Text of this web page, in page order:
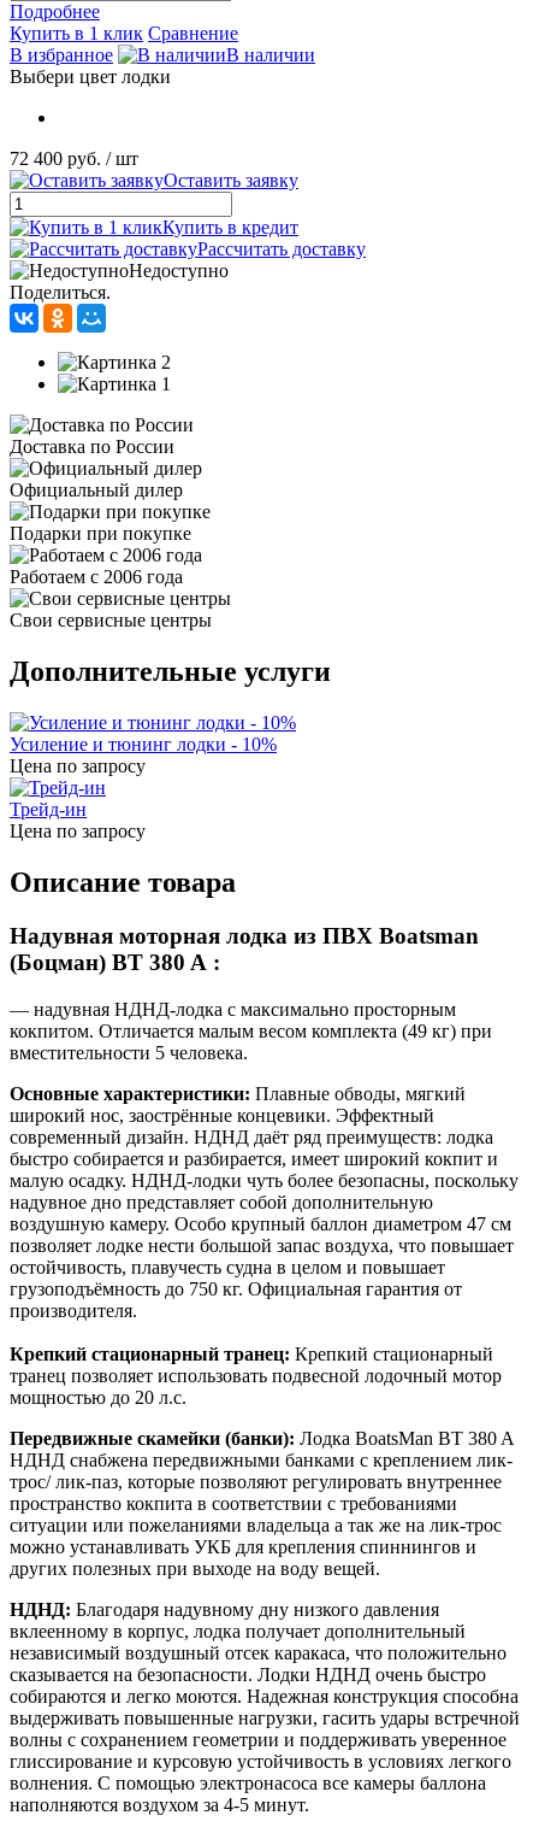
Подробнее
Купить в 1 клик Сравнение
В избранное
В наличии
Выбери цвет лодки
72 400 руб. / шт
Оставить заявку
Купить в кредит
Рассчитать доставку
Недоступно
Поделиться.
Доставка по России
Официальный дилер
Подарки при покупке
Работаем с 2006 года
Свои сервисные центры
Дополнительные услуги
Усиление и тюнинг лодки - 10%
Цена по запросу
Трейд-ин
Цена по запросу
Описание товара
Надувная моторная лодка из ПВХ Boatsman
(Боцман) BT 380 A :
— надувная НДНД-лодка с максимально просторным
кокпитом. Отличается малым весом комплекта (49 кг) при
вместительности 5 человека.
Основные характеристики: Плавные обводы, мягкий
широкий нос, заострённые концевики. Эффектный
современный дизайн. НДНД даёт ряд преимуществ: лодка
быстро собирается и разбирается, имеет широкий кокпит и
малую осадку. НДНД-лодки чуть более безопасны, поскольку
надувное дно представляет собой дополнительную
воздушную камеру. Особо крупный баллон диаметром 47 см
позволяет лодке нести большой запас воздуха, что повышает
остойчивость, плавучесть судна в целом и повышает
грузоподъёмность до 750 кг. Официальная гарантия от
производителя.
Крепкий стационарный транец: Крепкий стационарный
транец позволяет использовать подвесной лодочный мотор
мощностью до 20 л.с.
Передвижные скамейки (банки): Лодка BoatsMan BT 380 A
НДНД снабжена передвижными банками с креплением лик-
трос/ лик-паз, которые позволяют регулировать внутреннее
пространство кокпита в соответствии с требованиями
ситуации или пожеланиями владельца а так же на лик-трос
можно устанавливать УКБ для крепления спиннингов и
других полезных при выходе на воду вещей.
НДНД: Благодаря надувному дну низкого давления
вклеенному в корпус, лодка получает дополнительный
независимый воздушный отсек каракаса, что положительно
сказывается на безопасности. Лодки НДНД очень быстро
собираются и легко моются. Надежная конструкция способна
выдерживать повышенные нагрузки, гасить удары встречной
волны с сохранением геометрии и поддерживать уверенное
глиссирование и курсовую устойчивость в условиях легкого
волнения. С помощью электронасоса все камеры баллона
наполняются воздухом за 4-5 минут.